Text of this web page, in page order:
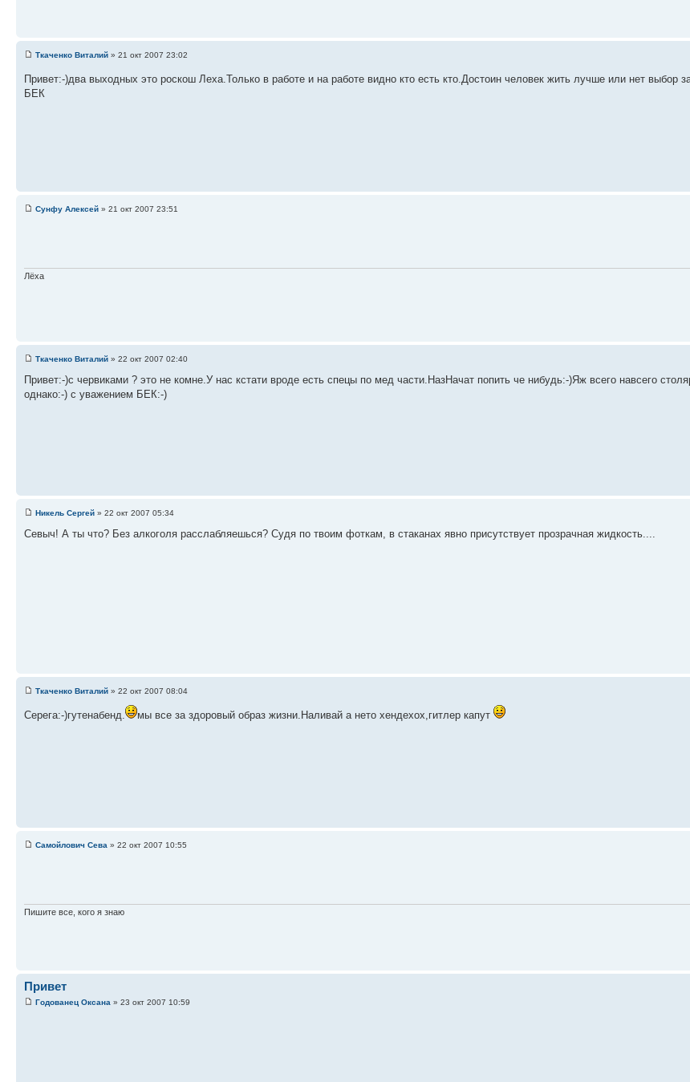
Ткаченко Виталий » 21 окт 2007 23:02
Привет:-)два выходных это роскош Леха.Только в работе и на работе видно кто есть кто.Достоин человек жить лучше или нет выбор
БЕК
Сунфу Алексей » 21 окт 2007 23:51
Лёха
Ткаченко Виталий » 22 окт 2007 02:40
Привет:-)с червиками ? это не комне.У нас кстати вроде есть спецы по мед части.НазНачат попить че нибудь:-)Яж всего навсего
однако:-) с уважением БЕК:-)
Никель Сергей » 22 окт 2007 05:34
Севыч! А ты что? Без алкоголя расслабляешься? Судя по твоим фоткам, в стаканах явно присутствует прозрачная жидкость....
Ткаченко Виталий » 22 окт 2007 08:04
Серега:-)гутенабенд. мы все за здоровый образ жизни.Наливай а нето хендехох,гитлер капут
Самойлович Сева » 22 окт 2007 10:55
Пишите все, кого я знаю
Привет
Годованец Оксана » 23 окт 2007 10:59